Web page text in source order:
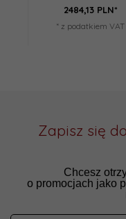
2484,13 PLN*
* z podatkiem VAT
Zapisz się
Chcesz
o promocjach jako